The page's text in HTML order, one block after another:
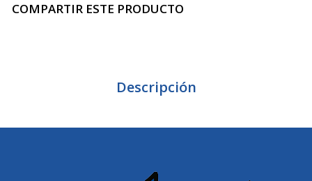
COMPARTIR ESTE PRODUCTO
Descripción